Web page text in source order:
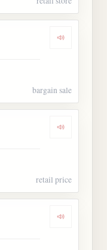
Dengarkan
bargain sale
Dengarkan
retail price
Dengarkan